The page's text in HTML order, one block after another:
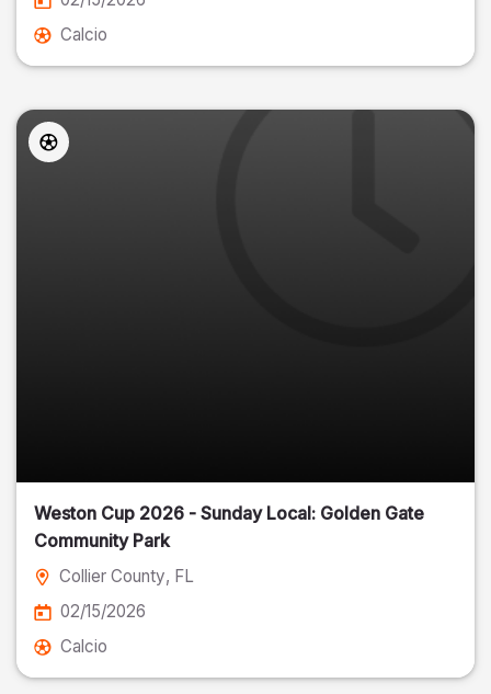
Calcio
Weston Cup 2026 - Sunday Local: Golden Gate
Community Park
Collier County, FL
02/15/2026
Calcio